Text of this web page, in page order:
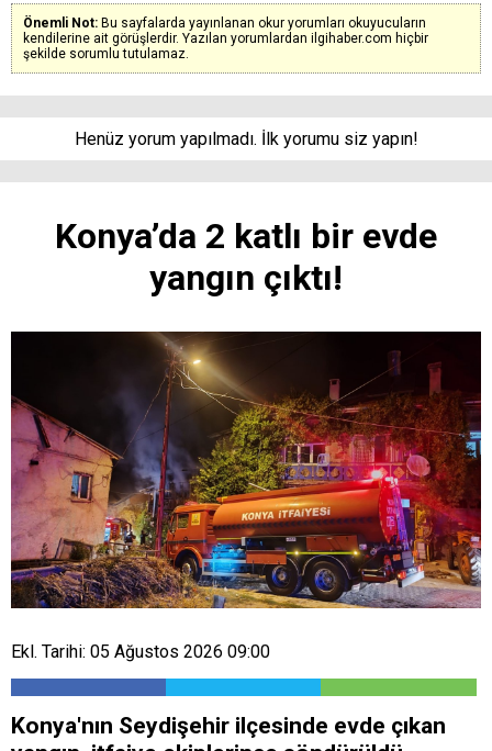
Önemli Not: Bu sayfalarda yayınlanan okur yorumları okuyucuların
kendilerine ait görüşlerdir. Yazılan yorumlardan ilgihaber.com hiçbir
şekilde sorumlu tutulamaz.
Henüz yorum yapılmadı. İlk yorumu siz yapın!
Konya’da 2 katlı bir evde
yangın çıktı!
Ekl. Tarihi: 05 Ağustos 2026 09:00
Konya'nın Seydişehir ilçesinde evde çıkan